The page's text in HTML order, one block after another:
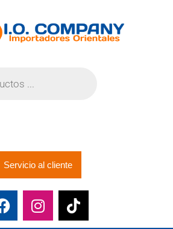
Servicio al cliente